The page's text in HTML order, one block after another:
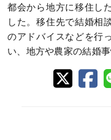
都会から地方に移住し
した。移住先で結婚相
のアドバイスなどを行
い、地方や農家の結婚